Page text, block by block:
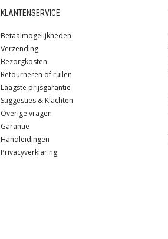
KLANTENSERVICE
Betaalmogelijkheden
Verzending
Bezorgkosten
Retourneren of ruilen
Laagste prijsgarantie
Suggesties & Klachten
Overige vragen
Garantie
Handleidingen
Privacyverklaring